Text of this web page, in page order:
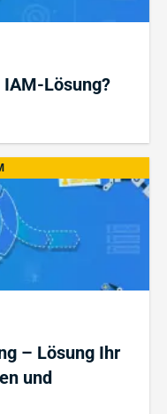
IAM-Lösung?
– Lösung Ihr
und